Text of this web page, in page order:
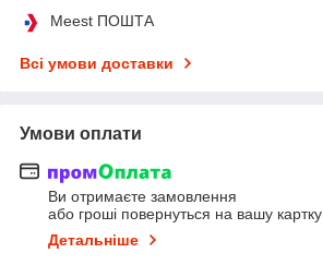
Meest ПОШТА
Всі умови доставки
Умови оплати
Ви отримаєте замовлення
або гроші повернуться на вашу картку
Детальніше